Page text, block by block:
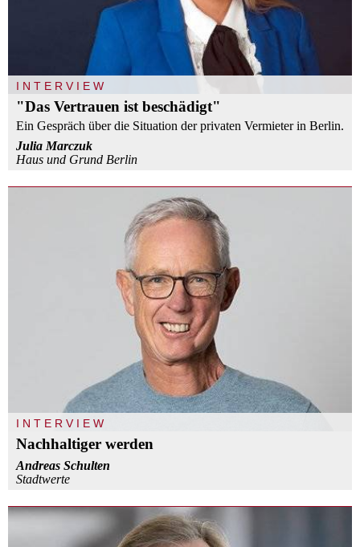
INTERVIEW
"Das Vertrauen ist beschädigt"
Ein Gespräch über die Situation der privaten Vermieter in Berlin.
Julia Marczuk
Haus und Grund Berlin
INTERVIEW
Nachhaltiger werden
Andreas Schulten
Stadtwerte